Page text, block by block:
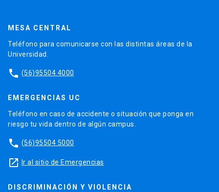
MESA CENTRAL
Teléfono para comunicarse con las distintas áreas de la
Universidad.
phone (56)95504 4000
EMERGENCIAS UC
Teléfono en caso de accidente o situación que ponga en
riesgo tu vida dentro de algún campus.
phone (56)95504 5000
launch Ir al sitio de Emergencias
DISCRIMINACIÓN Y VIOLENCIA